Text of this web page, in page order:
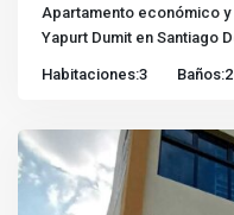
Apartamento económico y
Yapurt Dumit en Santiago
Habitaciones:3 Baños:2